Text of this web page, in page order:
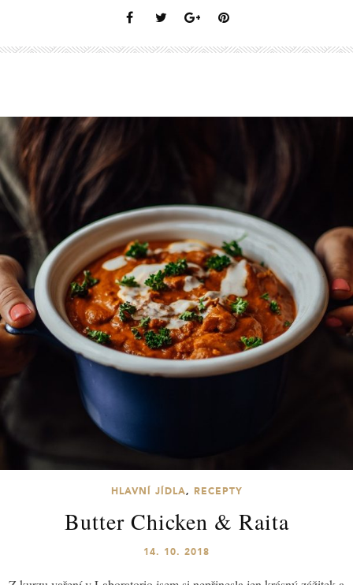
HLAVNÍ JÍDLA, RECEPTY
Butter Chicken & Raita
14. 10. 2018